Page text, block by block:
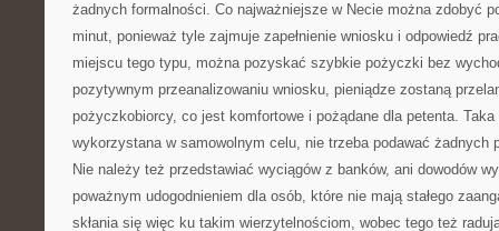
żadnych formalności. Co najważniejsze w Necie można zdobyć
minut, ponieważ tyle zajmuje zapełnienie wniosku i odpowiedź
miejscu tego typu, można pozyskać szybkie pożyczki bez
pozytywnym przeanalizowaniu wniosku, pieniądze zostaną
pożyczkobiorcy, co jest komfortowe i pożądane dla petenta.
wykorzystana w samowolnym celu, nie trzeba podawać żadnych
Nie należy też przedstawiać wyciągów z banków, ani dowodów
poważnym udogodnieniem dla osób, które nie mają stałego
skłania się więc ku takim wierzytelnościom, wobec tego też